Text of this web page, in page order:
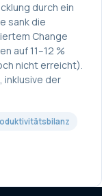
durch ein
sank die
Change
auf 11–12 %
nicht erreicht).
inklusive der